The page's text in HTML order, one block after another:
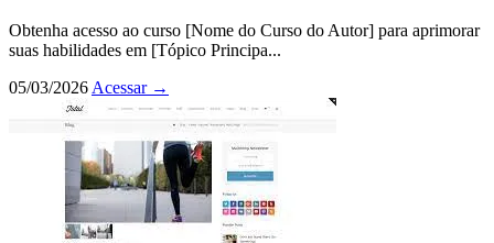
Obtenha acesso ao curso [Nome do Curso do Autor] para aprimorar
suas habilidades em [Tópico Principa...
05/03/2026 Acessar →